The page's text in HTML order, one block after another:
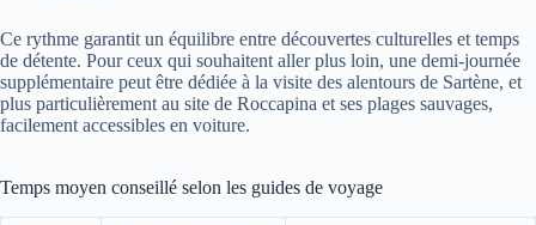
Ce rythme garantit un équilibre entre découvertes culturelles et temps
de détente. Pour ceux qui souhaitent aller plus loin, une demi-journée
supplémentaire peut être dédiée à la visite des alentours de Sartène, et
plus particulièrement au site de Roccapina et ses plages sauvages,
facilement accessibles en voiture.
Temps moyen conseillé selon les guides de voyage